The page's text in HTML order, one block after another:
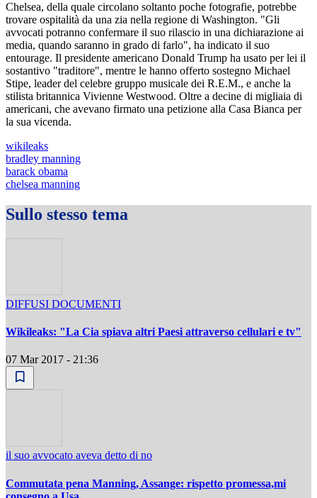
Chelsea, della quale circolano soltanto poche fotografie, potrebbe
trovare ospitalità da una zia nella regione di Washington. "Gli
avvocati potranno confermare il suo rilascio in una dichiarazione ai
media, quando saranno in grado di farlo", ha indicato il suo
entourage. Il presidente americano Donald Trump ha usato per lei il
sostantivo "traditore", mentre le hanno offerto sostegno Michael
Stipe, leader del celebre gruppo musicale dei R.E.M., e anche la
stilista britannica Vivienne Westwood. Oltre a decine di migliaia di
americani, che avevano firmato una petizione alla Casa Bianca per
la sua vicenda.
wikileaks
bradley manning
barack obama
chelsea manning
Sullo stesso tema
DIFFUSI DOCUMENTI
Wikileaks: "La Cia spiava altri Paesi attraverso cellulari e tv"
07 Mar 2017 - 21:36
il suo avvocato aveva detto di no
Commutata pena Manning, Assange: rispetto promessa,mi